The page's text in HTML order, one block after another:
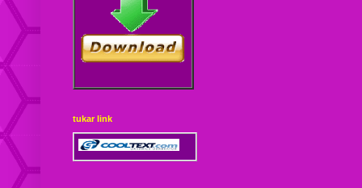
tukar link